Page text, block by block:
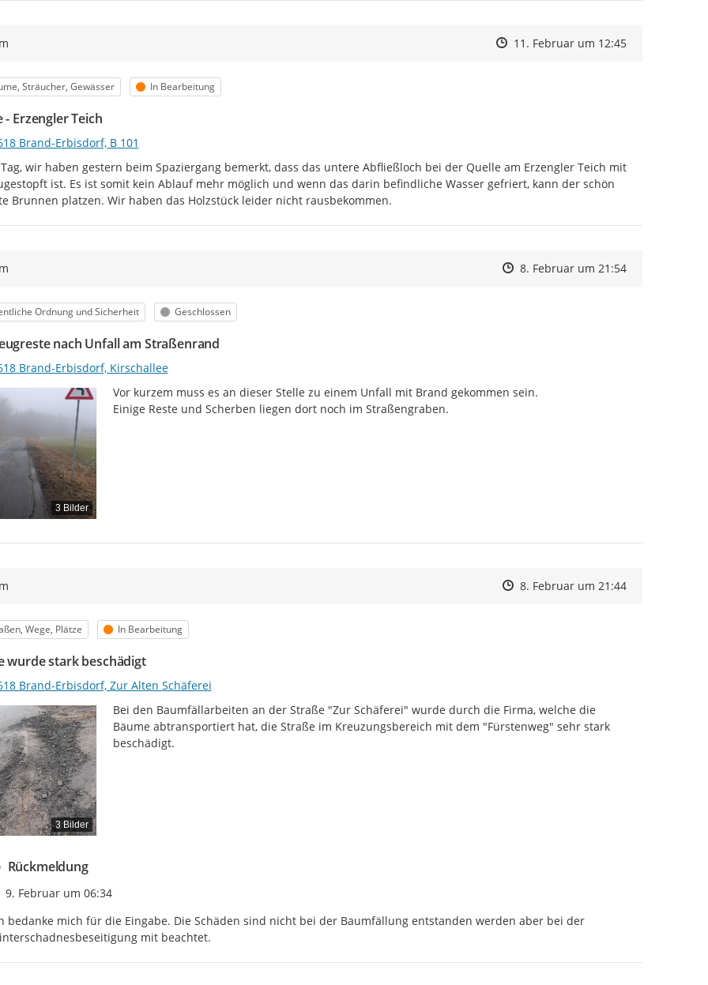
Zeitpunkt des Erstellens
Zeitpunkt des Erstellens
11. Februar um 12:45Zur Äußerung
Sträucher, Gewässer Status
In Bearbeitung
- Erzengler Teich
Brand-Erbisdorf, B 101
wir haben gestern beim Spaziergang bemerkt, dass das untere Abfließloch bei der Quelle am Erzengler Teich mit
ist. Es ist somit kein Ablauf mehr möglich und wenn das darin befindliche Wasser gefriert, kann der schön
Brunnen platzen. Wir haben das Holzstück leider nicht rausbekommen.
Zeitpunkt des Erstellens
Zeitpunkt des Erstellens
8. Februar um 21:54Zur Äußerung
Ordnung und Sicherheit Status
Geschlossen
nach Unfall am Straßenrand
Brand-Erbisdorf, Kirschallee
3 Bilder
Vor kurzem muss es an dieser Stelle zu einem Unfall mit Brand gekommen sein.
Einige Reste und Scherben liegen dort noch im Straßengraben.
Zeitpunkt des Erstellens
Zeitpunkt des Erstellens
8. Februar um 21:44Zur Äußerung
Wege, Plätze Status
In Bearbeitung
wurde stark beschädigt
Brand-Erbisdorf, Zur Alten Schäferei
3 Bilder
Bei den Baumfällarbeiten an der Straße "Zur Schäferei" wurde durch die Firma, welche die
Bäume abtransportiert hat, die Straße im Kreuzungsbereich mit dem "Fürstenweg" sehr stark
beschädigt.
Rückmeldung
Zeitpunkt des Erstellens
9. Februar um 06:34
bedanke mich für die Eingabe. Die Schäden sind nicht bei der Baumfällung entstanden werden aber bei der
mit beachtet.